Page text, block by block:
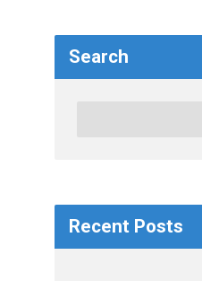
Search
Recent Posts